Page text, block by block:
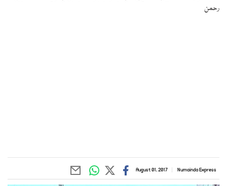
رحمن
Numainda Express
August 01, 2017